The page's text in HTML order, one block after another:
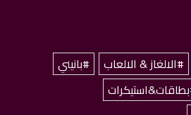
#الالغاز & الالعاب
#بانيني